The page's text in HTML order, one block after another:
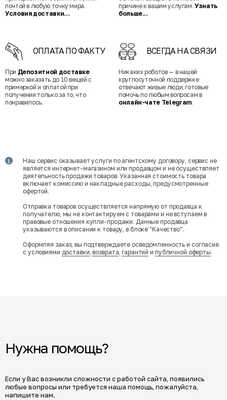
почтой в любую точку мира.
Условия доставки...
причине к вашим услугам. Узнать
больше...
ОПЛАТА ПО ФАКТУ
При Депозитной доставке
можно заказать до 10 вещей с
примеркой и оплатой при
получении только за то, что
понравилось.
ВСЕГДА НА СВЯЗИ
Никаких роботов — в нашей
круглосуточной поддержке
отвечают живые люди, готовые
помочь по любым вопросам в
онлайн-чате Telegram.
Наш сервис оказывает услуги по агентскому договору, сервис не
является интернет-магазином или продавцом и не осуществляет
деятельность продажи товаров. Указанная стоимость товара
включает комиссию и накладные расходы, предусмотренные
офертой.
Отправка товаров осуществляется напрямую от продавца к
получателю, мы не контактируем с товарами и не вступаем в
правовые отношения купли-продажи. Данные продавца
указываются в описании к товару, в блоке "Качество".
Оформляя заказ, вы подтверждаете осведомленность и согласие
с условиями доставки,возврата,гарантий и публичной оферты.
Нужна помощь?
Если у Вас возникли сложности с работой сайта, появились
любые вопросы или требуется наша помощь, пожалуйста,
напишите нам.